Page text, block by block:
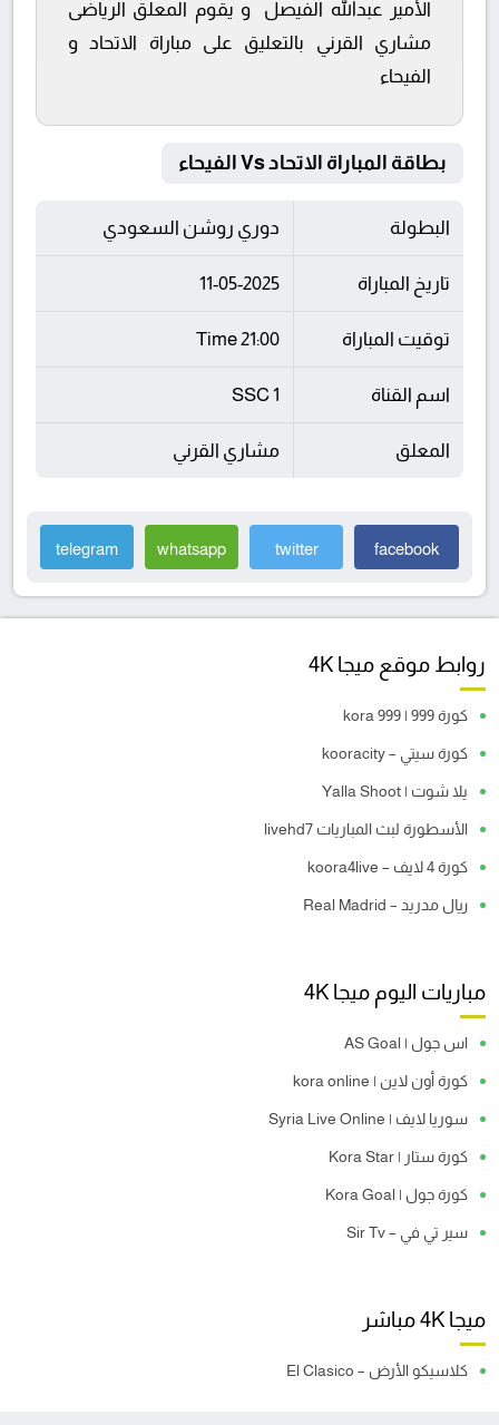
الأمير عبدالله الفيصل و يقوم المعلق الرياضى
مشاري القرني بالتعليق على مباراة الاتحاد و
الفيحاء
بطاقة المباراة الاتحاد Vs الفيحاء
البطولة دوري روشن السعودي
تاريخ المباراة 11-05-2025
توقيت المباراة 21:00 Time
اسم القناة SSC 1
المعلق مشاري القرني
facebook
twitter
whatsapp
telegram
روابط موقع ميجا 4K
كورة 999 | kora 999
كورة سيتي – kooracity
يلا شوت | Yalla Shoot
الأسطورة لبث المباريات livehd7
كورة 4 لايف – koora4live
ريال مدريد – Real Madrid
مباريات اليوم ميجا 4K
اس جول | AS Goal
كورة أون لاين | kora online
سوريا لايف | Syria Live Online
كورة ستار | Kora Star
كورة جول | Kora Goal
سير تي في – Sir Tv
ميجا 4K مباشر
كلاسيكو الأرض – El Clasico